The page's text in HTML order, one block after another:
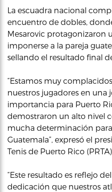
La escuadra nacional
encuentro de dobles,
Mesarovic protagonizaron
imponerse a la pareja
sellando el resultado final
“Estamos muy
nuestros jugadores en una
importancia para Puerto
demostraron un alto nivel
mucha determinación
Guatemala”, expresó el
Tenis de Puerto Rico
“Este resultado es reflejo
dedicación que nuestros